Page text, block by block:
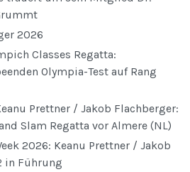
2026
Classes Regatta:
Olympia-Test auf Rang
Prettner / Jakob Flachberger:
Slam Regatta vor Almere (NL)
2026: Keanu Prettner / Jakob
in Führung